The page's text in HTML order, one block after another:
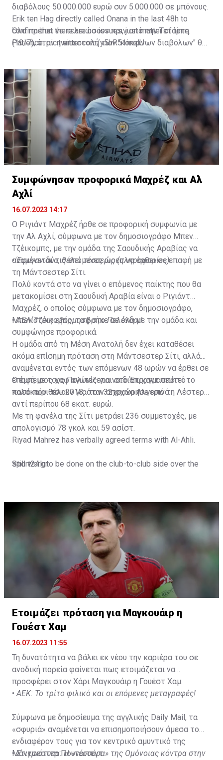
Erik ten Hag directly called Onana in the last 48h to
confirm that there are no issues, just matter of time.
Patience.pic.twitter.com/y5hR51mqlU
διαβόλους 50.000.000 ευρώ συν 5.000.000 σε μπόνους.
Όλα πρέπει να τελειώσουν πριν από την Τετάρτη
(19/7), όταν η αποστολή των "κόκκινων διαβόλων" θα
Συμφώνησαν προφορικά Μαχρέζ και Αλ
Αχλί
16.07.2023 14:17
Ο Ριγιάντ Μαχρέζ ήρθε σε προφορική συμφωνία με
την Αλ Αχλί, σύμφωνα με τον δημοσιογράφο Μπεν
Τζέικομπς, με την ομάδα της Σαουδικής Αραβίας να
αναμένεται τις επόμενες ώρες να έρθει σε επαφή με
τη Μάντσεστερ Σίτι.
•Έφυγαν δύο, θέλει τέσσερις (πληροφορίες)
Πολύ κοντά στο να γίνει ο επόμενος παίκτης που θα
μετακομίσει στη Σαουδική Αραβία είναι ο Ριγιάντ
Μαχρέζ, ο οποίος σύμφωνα με τον δημοσιογράφο,
Μπεν Τζέικομπς, τα βρήκε σε όλα με την ομάδα και
συμφώνησε προφορικά.
•ΑΕΛίστικη εξόρμηση στο Πελένδρι!
Η ομάδα από τη Μέση Ανατολή δεν έχει καταθέσει
ακόμα επίσημη πρόταση στη Μάντσεστερ Σίτι, αλλά
αναμένεται εντός των επόμενων 48 ωρών να έρθει σε
επαφή με τους Πολίτες για να διαπραγματευτεί το
ποσό που θέλουν για τον 32χρονο Αλγερινό.
Ο έμπειρος χαφ αγωνίζεται στο Έτιχαντ από το
καλοκαίρι του 2018, όταν αποχώρησε από τη Λέστερ
αντί περίπου 68 εκατ. ευρώ.
Με τη φανέλα της Σίτι μετράει 236 συμμετοχές, με
απολογισμό 78 γκολ και 59 ασίστ.
Riyad Mahrez has verbally agreed terms with Al-Ahli.
Still work to be done on the club-to-club side over the
Not a done deal yet, but Mahrez is keen on the move and
Al-Ahli hope to move fast.🇸🇦
pic.twitter.com/Z0SmniQXIP
— Ben Jacobs (@JacobsBen)
July 15, 2023
sport24.gr
Ετοιμάζει πρόταση για Μαγκουάιρ η
Γουέστ Χαμ
16.07.2023 11:55
Τη δυνατότητα να βάλει εκ νέου την καριέρα του σε
ανοδική πορεία φαίνεται πως ετοιμάζεται να
προσφέρει στον Χάρι Μαγκουάιρ η Γουέστ Χαμ.
•ΑΕΚ: Το τρίτο φιλικό και οι επόμενες μεταγραφές!
Σύμφωνα με δημοσίευμα της αγγλικής Daily Mail, τα
«σφυριά» αναμένεται να επισημοποιήσουν άμεσα το
ενδιαφέρον τους για τον κεντρικό αμυντικό της
Μάντσεστερ Γιουνάιτεντ.
•Στιγμιότυπα: H «τεσσάρα» της Ομόνοιας κόντρα στην